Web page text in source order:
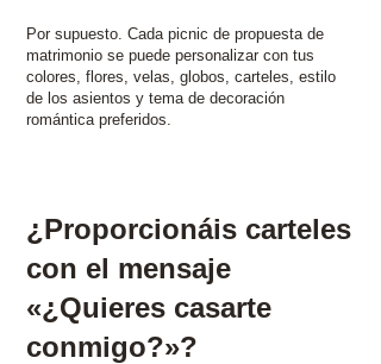
Por supuesto. Cada picnic de propuesta de
matrimonio se puede personalizar con tus
colores, flores, velas, globos, carteles, estilo
de los asientos y tema de decoración
romántica preferidos.
¿Proporcionáis carteles
con el mensaje
«¿Quieres casarte
conmigo?»?